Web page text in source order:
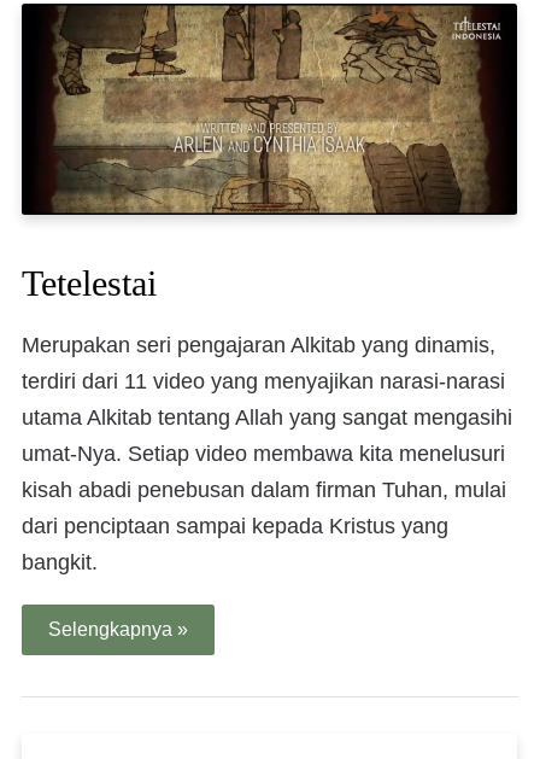
Tetelestai
Merupakan seri pengajaran Alkitab yang dinamis,
terdiri dari 11 video yang menyajikan narasi-narasi
utama Alkitab tentang Allah yang sangat mengasihi
umat-Nya. Setiap video membawa kita menelusuri
kisah abadi penebusan dalam firman Tuhan, mulai
dari penciptaan sampai kepada Kristus yang
bangkit.
Selengkapnya »